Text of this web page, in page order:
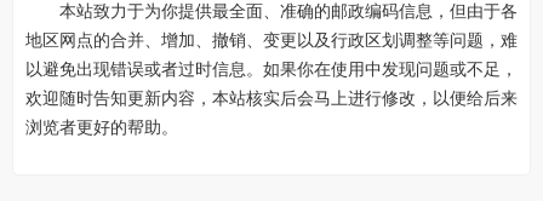
本站致力于为你提供最全面、准确的邮政编码信息，但由于各
地区网点的合并、增加、撤销、变更以及行政区划调整等问题，难
以避免出现错误或者过时信息。如果你在使用中发现问题或不足，
欢迎随时告知更新内容，本站核实后会马上进行修改，以便给后来
浏览者更好的帮助。